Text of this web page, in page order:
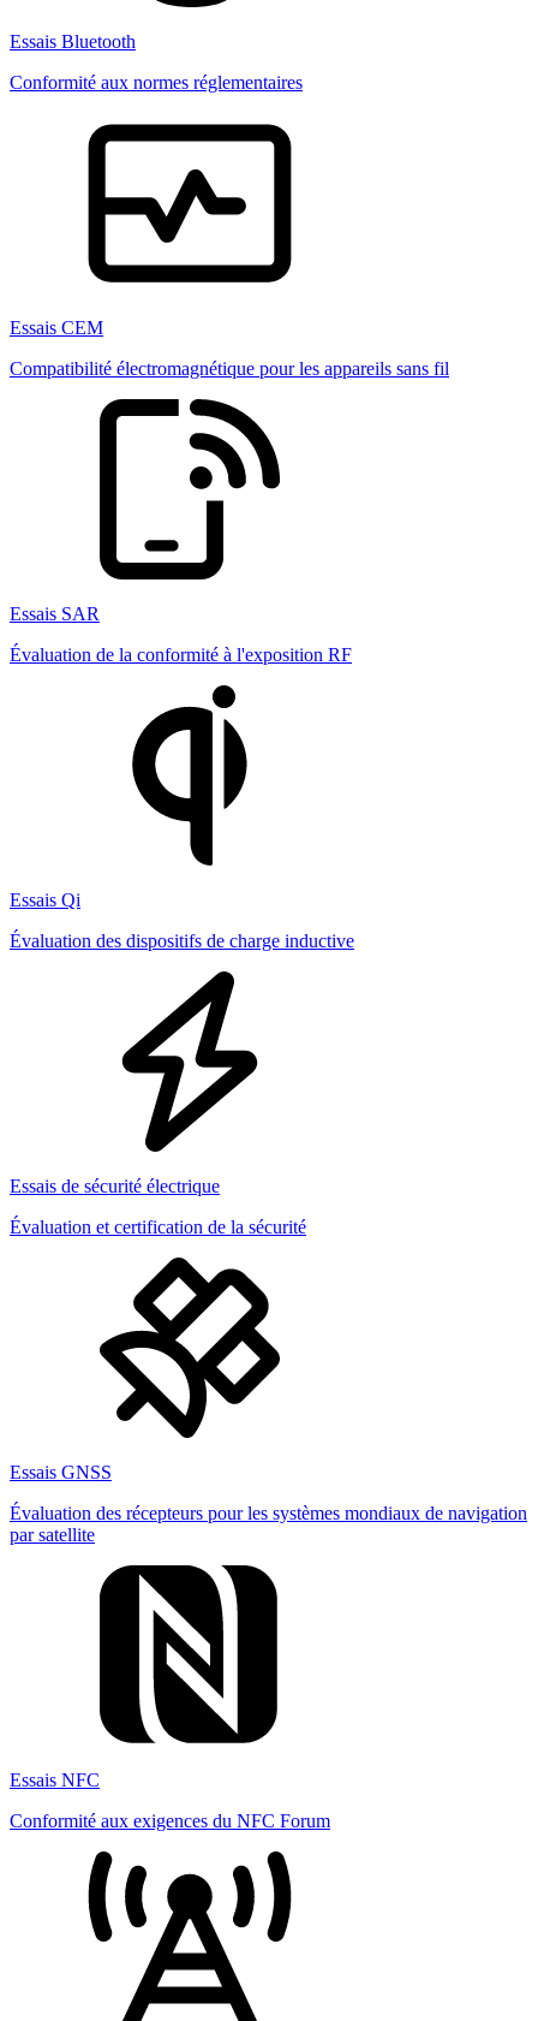
Essais Bluetooth
Conformité aux normes réglementaires
Essais CEM
Compatibilité électromagnétique pour les appareils sans fil
Essais SAR
Évaluation de la conformité à l'exposition RF
Essais Qi
Évaluation des dispositifs de charge inductive
Essais de sécurité électrique
Évaluation et certification de la sécurité
Essais GNSS
Évaluation des récepteurs pour les systèmes mondiaux de navigation
par satellite
Essais NFC
Conformité aux exigences du NFC Forum